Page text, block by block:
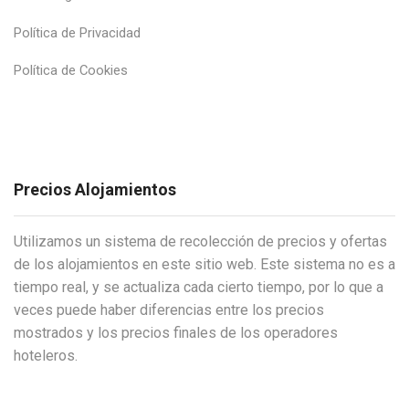
Política de Privacidad
Política de Cookies
Precios Alojamientos
Utilizamos un sistema de recolección de precios y ofertas
de los alojamientos en este sitio web. Este sistema no es a
tiempo real, y se actualiza cada cierto tiempo, por lo que a
veces puede haber diferencias entre los precios
mostrados y los precios finales de los operadores
hoteleros.